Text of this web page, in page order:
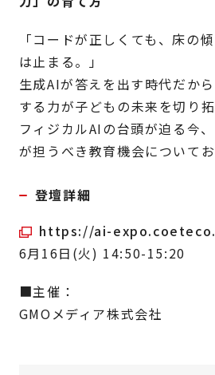
「コードが正しくても、床の
は止まる。」
生成AIが答えを出す時代だか
する力が子どもの未来を切り拓
フィジカルAIの台頭が迫る今
が担うべき教育機会についてお
登壇詳細
https://ai-
6月16日(火) 14:50-15:20
■主催：
GMOメディア株式会社